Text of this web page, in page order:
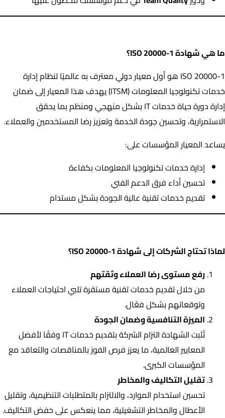
ما هي شهادة ISO 20000-1؟
ISO 20000-1 هو أول معيار دولي معترف به عالميًا لنظام إدارة
خدمات تكنولوجيا المعلومات (ITSM) يهدف هذا المعيار إلى ضمان
إدارة دورة حياة خدمات IT بشكل منهجي ومنظم بما يحقق
الاستمرارية، وتحسين جودة الخدمة وتعزيز رضا المستخدمين والعملاء.
يساعد المعيار المؤسسات على:
إدارة خدمات تكنولوجيا المعلومات بكفاءة
تحسين أداء فرق الدعم الفني
تقديم خدمات تقنية عالية الجودة بشكل مستدام
لماذا تحتاج الشركات إلى شهادة ISO 20000-1؟
رفع مستوى رضا العملاء وثقتهم
من خلال تقديم خدمات تقنية مستقرة تلبي احتياجات العملاء
وتوقعاتهم بشكل فعّال.
الميزة التنافسية وضمان الجودة
تُثبت الشهادة التزام الشركة بتقديم خدمات IT وفقًا لأفضل
المعايير العالمية، ما يعزز فرص الفوز بالمناقصات والتعاقد مع
المؤسسات الكبرى.
تقليل التكاليف والمخاطر
تحسين استخدام الموارد، والالتزام بالمتطلبات التنظيمية، وتقليل
الأعطال والمخاطر التشغيلية، مما ينعكس على خفض التكاليف.